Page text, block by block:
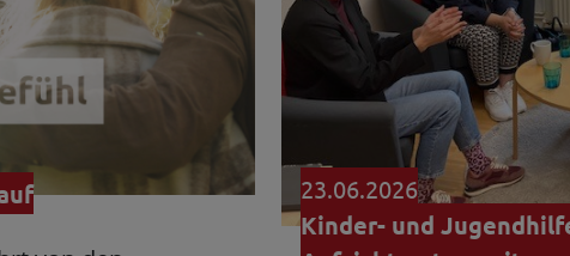
23.06.2026
Kinder- und